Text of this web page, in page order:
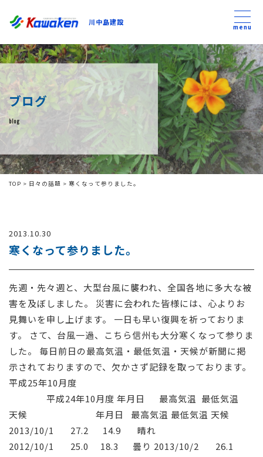
川中島建設
川中島建設
トップ
トピックス
事業内容
私たちについて
コンテンツ
採用情報
お問い合わせ
menu
ブログ
blog
TOP > 日々の話題 > 寒くなって参りました。
2013.10.30
寒くなって参りました。
先週・先々週と、大型台風に襲われ、全国各地に多大な被
害を及ぼしました。 災害に会われた皆様には、心よりお
見舞いを申し上げます。 一日も早い復興を祈っておりま
す。 さて、台風一過、こちら信州も大分寒くなって参りま
した。 毎日前日の最高気温・最低気温・天候が新聞に掲
示されておりますので、欠かさず記録を取っております。
平成25年10月度
平成24年10月度 年月日 最高気温 最低気温
天候 年月日 最高気温 最低気温 天候
2013/10/1 27.2 14.9 晴れ
2012/10/1 25.0 18.3 曇り 2013/10/2 26.1